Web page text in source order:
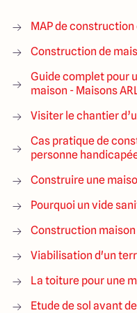
MAP de
Construction de
Guide complet pour
maison - Maisons
Visiter le chantier
Cas pratique de
personne
Construire une
Pourquoi un vide
Construction maison
Viabilisation d'un
La toiture pour une
Etude de sol avant